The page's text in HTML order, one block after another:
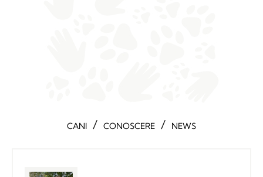
CANI / CONOSCERE / NEWS